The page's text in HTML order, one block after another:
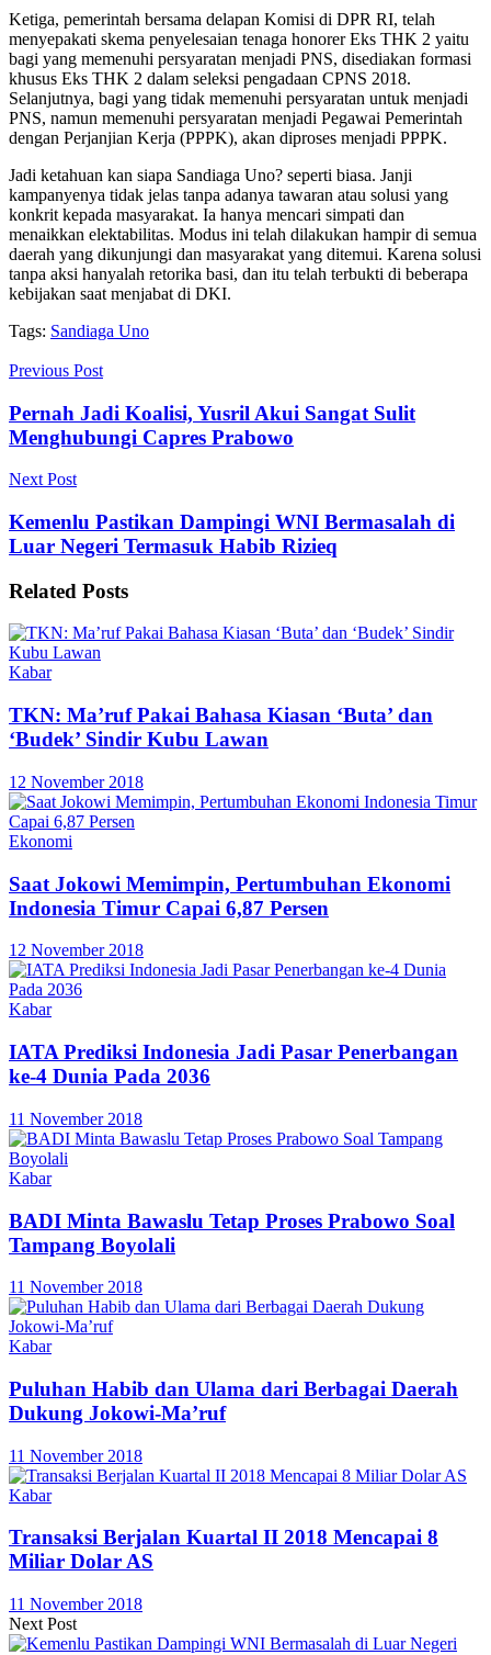
Ketiga, pemerintah bersama delapan Komisi di DPR RI, telah
menyepakati skema penyelesaian tenaga honorer Eks THK 2 yaitu
bagi yang memenuhi persyaratan menjadi PNS, disediakan formasi
khusus Eks THK 2 dalam seleksi pengadaan CPNS 2018.
Selanjutnya, bagi yang tidak memenuhi persyaratan untuk menjadi
PNS, namun memenuhi persyaratan menjadi Pegawai Pemerintah
dengan Perjanjian Kerja (PPPK), akan diproses menjadi PPPK.
Jadi ketahuan kan siapa Sandiaga Uno? seperti biasa. Janji
kampanyenya tidak jelas tanpa adanya tawaran atau solusi yang
konkrit kepada masyarakat. Ia hanya mencari simpati dan
menaikkan elektabilitas. Modus ini telah dilakukan hampir di semua
daerah yang dikunjungi dan masyarakat yang ditemui. Karena solusi
tanpa aksi hanyalah retorika basi, dan itu telah terbukti di beberapa
kebijakan saat menjabat di DKI.
Tags: Sandiaga Uno
Previous Post
Pernah Jadi Koalisi, Yusril Akui Sangat Sulit
Menghubungi Capres Prabowo
Next Post
Kemenlu Pastikan Dampingi WNI Bermasalah di
Luar Negeri Termasuk Habib Rizieq
Related Posts
Kabar
TKN: Ma’ruf Pakai Bahasa Kiasan ‘Buta’ dan
‘Budek’ Sindir Kubu Lawan
12 November 2018
Ekonomi
Saat Jokowi Memimpin, Pertumbuhan Ekonomi
Indonesia Timur Capai 6,87 Persen
12 November 2018
Kabar
IATA Prediksi Indonesia Jadi Pasar Penerbangan
ke-4 Dunia Pada 2036
11 November 2018
Kabar
BADI Minta Bawaslu Tetap Proses Prabowo Soal
Tampang Boyolali
11 November 2018
Kabar
Puluhan Habib dan Ulama dari Berbagai Daerah
Dukung Jokowi-Ma’ruf
11 November 2018
Kabar
Transaksi Berjalan Kuartal II 2018 Mencapai 8
Miliar Dolar AS
11 November 2018
Next Post